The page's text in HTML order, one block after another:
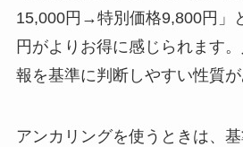
15,000円→特別価格9,800円」
円がよりお得に感じられます
報を基準に判断しやすい性質が
アンカリングを使うときは、